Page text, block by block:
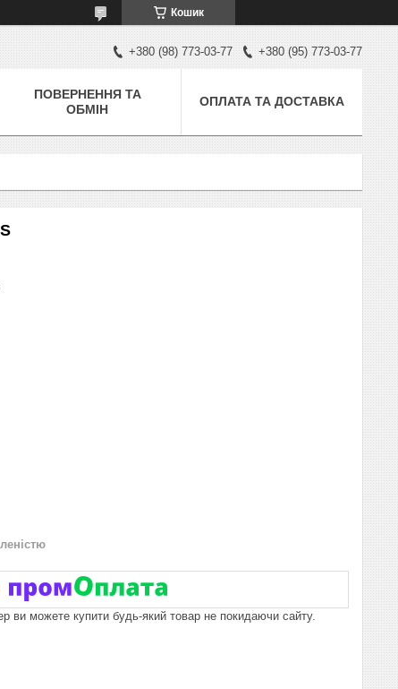
Кошик
+380 (98) 773-03-77 +380 (95) 773-03-77
ПОВЕРНЕННЯ ТА
ОБМІН
ОПЛАТА ТА ДОСТАВКА
ви можете купити будь-який товар не покидаючи сайту.